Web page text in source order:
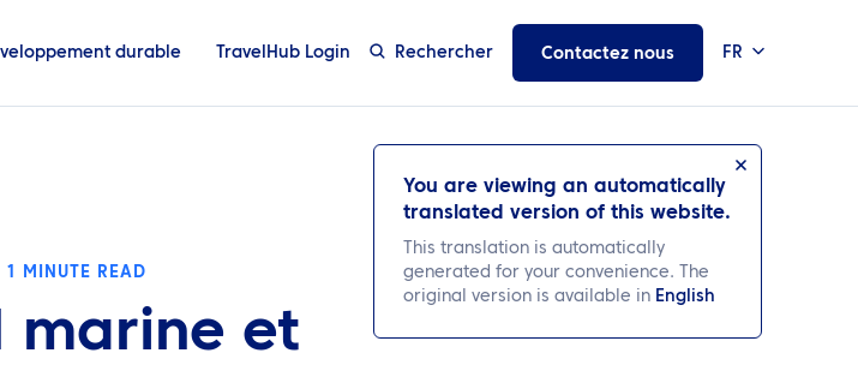
durable TravelHub Login Rechercher Contactez nous FR
You are viewing an automatically
translated version of this website.
This translation is automatically
generated for your convenience. The
original version is available in English
1 MINUTE READ
marine et